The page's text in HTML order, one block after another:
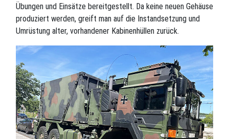
Übungen und Einsätze bereitgestellt. Da keine neuen Gehäuse
produziert werden, greift man auf die Instandsetzung und
Umrüstung alter, vorhandener Kabinenhüllen zurück.